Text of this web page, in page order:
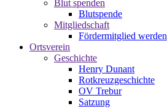
Blut spenden
Blutspende
Mitgliedschaft
Fördermitglied werden
Ortsverein
Geschichte
Henry Dunant
Rotkreuzgeschichte
OV Trebur
Satzung